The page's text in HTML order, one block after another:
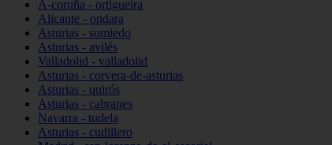
A-coruña - ortigueira
Alicante - ondara
Asturias - somiedo
Asturias - avilés
Valladolid - valladolid
Asturias - corvera-de-asturias
Asturias - quirós
Asturias - cabranes
Navarra - tudela
Asturias - cudillero